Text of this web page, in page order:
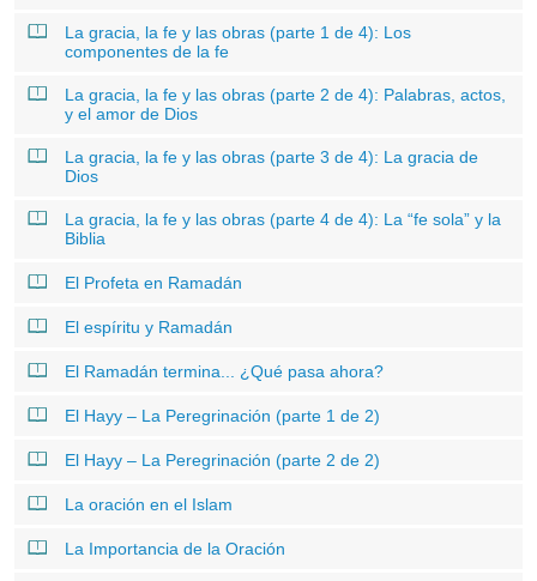
La gracia, la fe y las obras (parte 1 de 4): Los
componentes de la fe
La gracia, la fe y las obras (parte 2 de 4): Palabras, actos,
y el amor de Dios
La gracia, la fe y las obras (parte 3 de 4): La gracia de
Dios
La gracia, la fe y las obras (parte 4 de 4): La “fe sola” y la
Biblia
El Profeta en Ramadán
El espíritu y Ramadán
El Ramadán termina... ¿Qué pasa ahora?
El Hayy – La Peregrinación (parte 1 de 2)
El Hayy – La Peregrinación (parte 2 de 2)
La oración en el Islam
La Importancia de la Oración